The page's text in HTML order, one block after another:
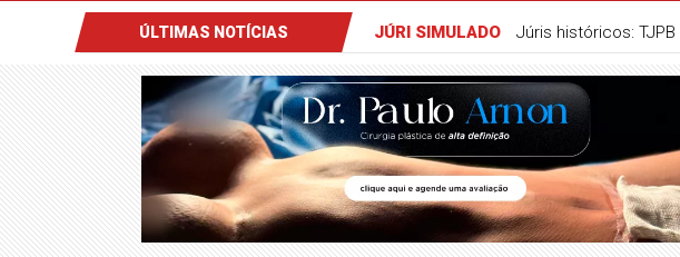
ÚLTIMAS NOTÍCIAS JÚRI SIMULADO Júris históricos: TJPB